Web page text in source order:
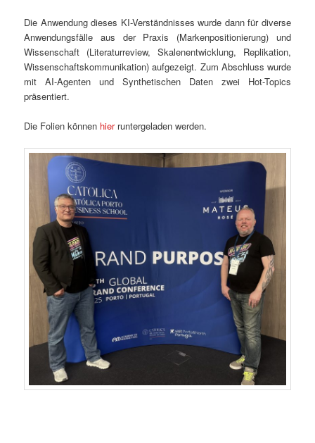
Die Anwendung dieses KI-Verständnisses wurde dann für diverse
Anwendungsfälle aus der Praxis (Markenpositionierung) und
Wissenschaft (Literaturreview, Skalenentwicklung, Replikation,
Wissenschaftskommunikation) aufgezeigt. Zum Abschluss wurde
mit AI-Agenten und Synthetischen Daten zwei Hot-Topics
präsentiert.
Die Folien können hierruntergeladen werden.